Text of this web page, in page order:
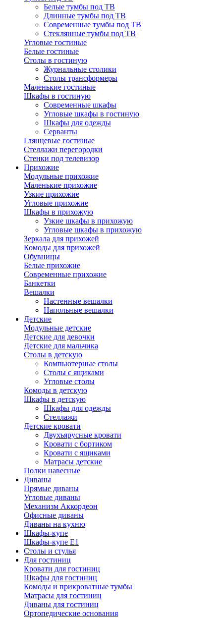
Белые тумбы под ТВ
Длинные тумбы под ТВ
Современные тумбы под ТВ
Стеклянные тумбы под ТВ
Угловые гостиные
Белые гостиные
Столы в гостиную
Журнальные столики
Столы трансформеры
Маленькие гостиные
Шкафы в гостиную
Современные шкафы
Угловые шкафы в гостиную
Шкафы для одежды
Серванты
Глянцевые гостиные
Стеллажи перегородки
Стенки под телевизор
Прихожие
Модульные прихожие
Маленькие прихожие
Узкие прихожие
Угловые прихожие
Шкафы в прихожую
Узкие шкафы в прихожую
Угловые шкафы в прихожую
Зеркала для прихожей
Комоды для прихожей
Обувницы
Белые прихожие
Современные прихожие
Банкетки
Вешалки
Настенные вешалки
Напольные вешалки
Детские
Модульные детские
Детские для девочки
Детские для мальчика
Столы в детскую
Компьютерные столы
Столы с ящиками
Угловые столы
Комоды в детскую
Шкафы в детскую
Шкафы для одежды
Стеллажи
Детские кровати
Двухъярусные кровати
Кровати с бортиком
Кровати с ящиками
Матрасы детские
Полки навесные
Диваны
Прямые диваны
Угловые диваны
Механизм Аккордеон
Офисные диваны
Диваны на кухню
Шкафы-купе
Шкафы-купе Е1
Столы и стулья
Для гостиниц
Кровати для гостиниц
Шкафы для гостиниц
Комоды и прикроватные тумбы
Матрасы для гостиниц
Диваны для гостиниц
Ортопедические основания